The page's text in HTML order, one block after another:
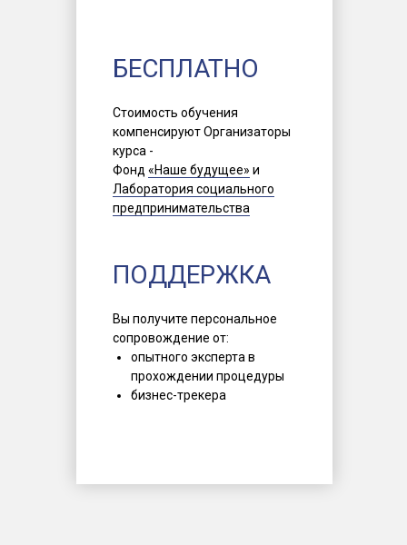
БЕСПЛАТНО
ПОДДЕРЖКА
Стоимость обучения
компенсируют Организаторы
курса -
Фонд «Наше будущее» и
Лаборатория социального
предпринимательства
Вы получите персональное
сопровождение от:
опытного эксперта в
прохождении процедуры
бизнес-трекера